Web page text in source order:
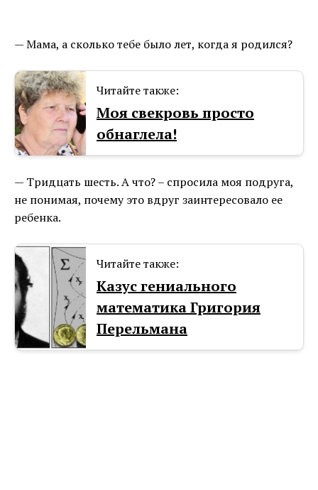
— Мама, а сколько тебе было лет, когда я родился?
Читайте также:
Моя свекровь просто
обнаглела!
— Тридцать шесть. А что? – спросила моя подруга,
не понимая, почему это вдруг заинтересовало ее
ребенка.
Читайте также:
Казус гениального
математика Григория
Перельмана